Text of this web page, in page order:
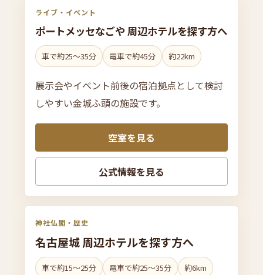
ライブ・イベント
ポー トメッセなごや 周辺ホテルを探す方へ
車で約25〜35分 電車で約45分 約22km
展示会やイベント前後の宿泊拠点として検討
しやすい金城ふ頭の施設です。
空室を見る
公式情報を見る
神社仏閣・歴史
名古屋城 周辺ホテルを探す方へ
車で約15〜25分 電車で約25〜35分 約6km